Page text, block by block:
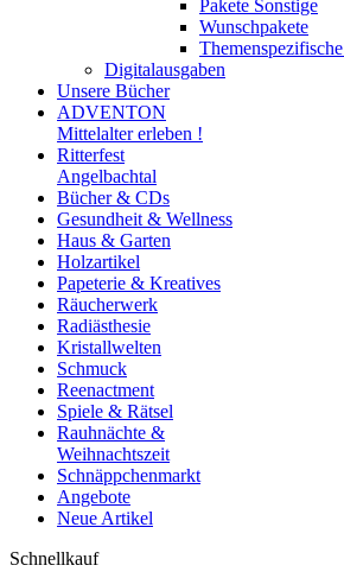
Pakete Sonstige
Wunschpakete
Digitalausgaben
Unsere Bücher
ADVENTON
Mittelalter erleben !
Ritterfest
Angelbachtal
Bücher & CDs
Gesundheit & Wellness
Haus & Garten
Holzartikel
Papeterie & Kreatives
Räucherwerk
Radiästhesie
Kristallwelten
Schmuck
Reenactment
Spiele & Rätsel
Rauhnächte &
Weihnachtszeit
Schnäppchenmarkt
Angebote
Neue Artikel
Schnellkauf